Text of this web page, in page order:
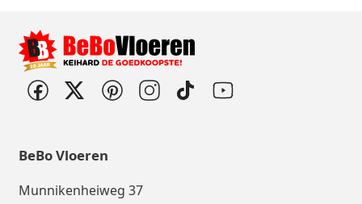
BeBo Vloeren
Munnikenheiweg 37